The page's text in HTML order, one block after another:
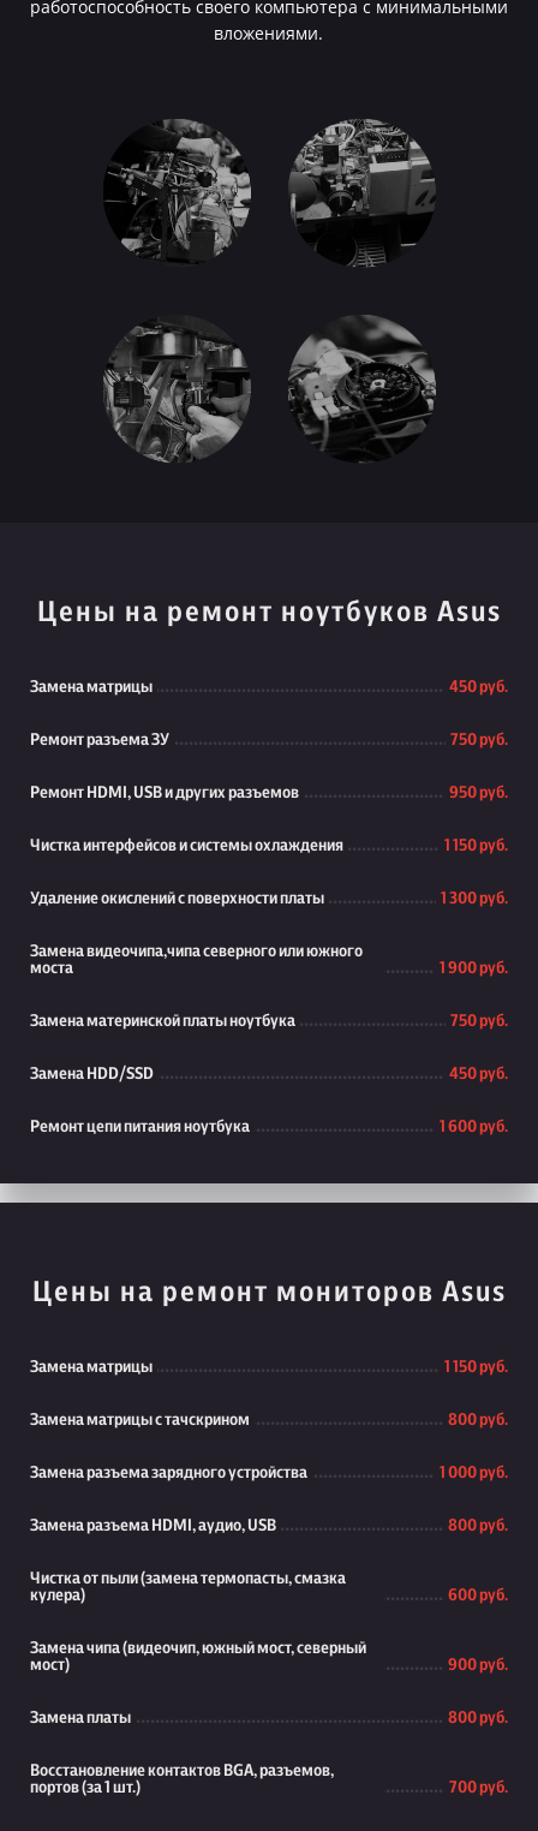
работоспособность своего компьютера с минимальными
вложениями.
Цены на ремонт ноутбуков Asus
Замена матрицы 450 руб.
Ремонт разъема ЗУ 750 руб.
Ремонт HDMI, USB и других разъемов 950 руб.
Чистка интерфейсов и системы охлаждения 1 150 руб.
Удаление окислений с поверхности платы 1 300 руб.
Замена видеочипа,чипа северного или южного
моста
1 900 руб.
Замена материнской платы ноутбука 750 руб.
Замена HDD/SSD 450 руб.
Ремонт цепи питания ноутбука 1 600 руб.
Цены на ремонт мониторов Asus
Замена матрицы 1 150 руб.
Замена матрицы с тачскрином 800 руб.
Замена разъема зарядного устройства 1 000 руб.
Замена разъема HDMI, аудио, USB 800 руб.
Чистка от пыли (замена термопасты, смазка
кулера)
600 руб.
Замена чипа (видеочип, южный мост, северный
мост)
900 руб.
Замена платы 800 руб.
Восстановление контактов BGA, разъемов,
портов (за 1 шт.)
700 руб.